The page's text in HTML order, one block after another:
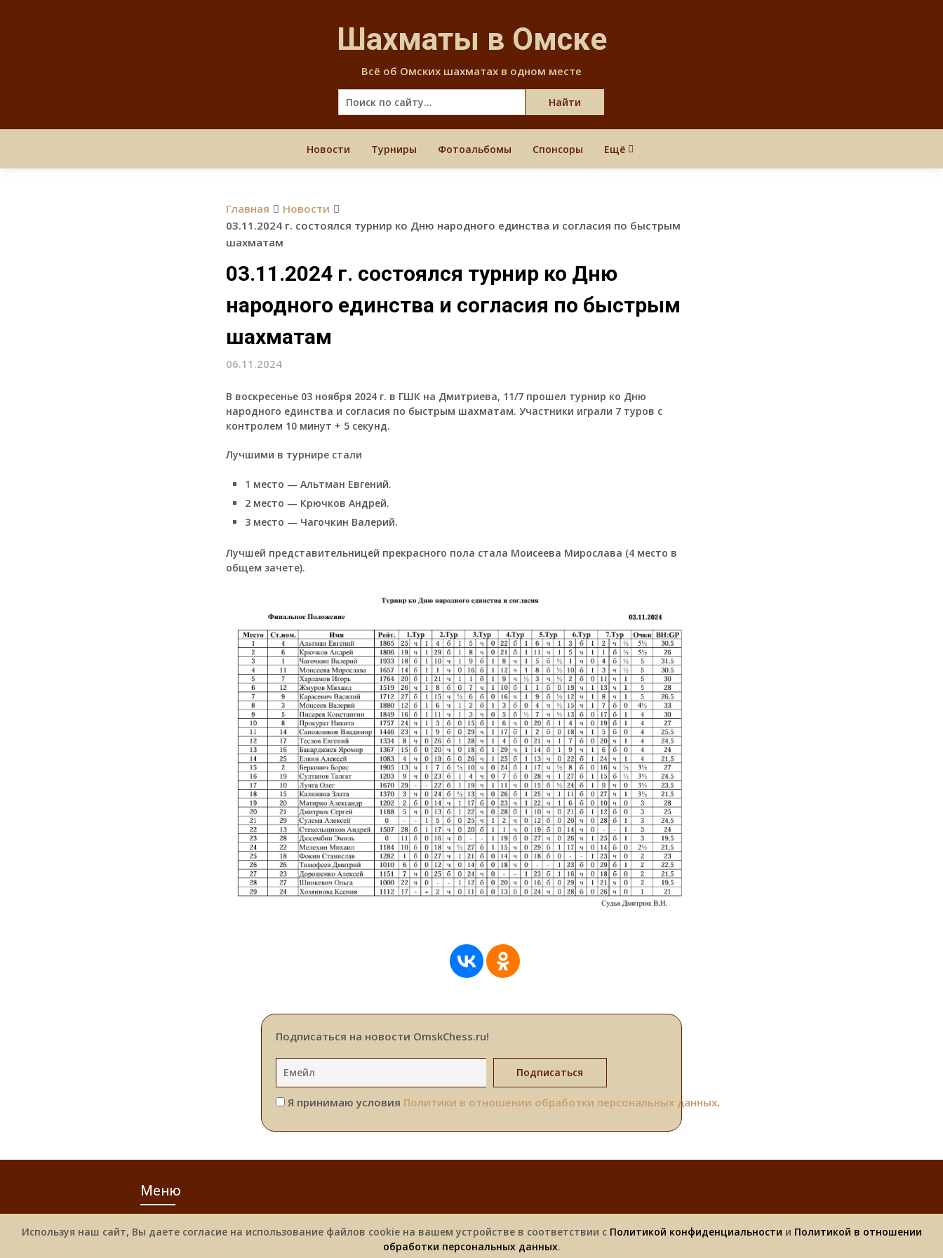
content
Шахматы в Омске
Всё об Омских шахматах в одном месте
Новости Турниры Фотоальбомы Спонсоры Ещё
Главная
Новости
03.11.2024 г. состоялся турнир ко Дню народного единства и согласия по быстрым
шахматам
03.11.2024 г. состоялся турнир ко Дню
народного единства и согласия по быстрым
шахматам
06.11.2024
В воскресенье 03 ноября 2024 г. в ГШК на Дмитриева, 11/7 прошел турнир ко Дню
народного единства и согласия по быстрым шахматам. Участники играли 7 туров с
контролем 10 минут + 5 секунд.
Лучшими в турнире стали
1 место — Альтман Евгений.
2 место — Крючков Андрей.
3 место — Чагочкин Валерий.
Лучшей представительницей прекрасного пола стала Моисеева Мирослава (4 место в
общем зачете).
Подписаться на новости OmskChess.ru!
Я принимаю условия Политики в отношении обработки персональных данных.
Меню
Новости Фотоальбомы
Используя наш сайт, Вы даете согласие на использование файлов cookie на вашем устройстве в соответствии с Политикой конфиденциальности и Политикой в отношении
обработки персональных данных.